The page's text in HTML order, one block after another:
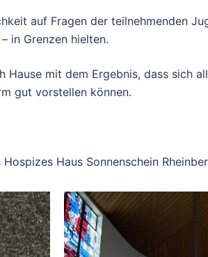
auf Fragen der teilnehmenden J
– in Grenzen hielten.
Hause mit dem Ergebnis, dass sich
gut vorstellen können.
Hospizes Haus Sonnenschein Rh